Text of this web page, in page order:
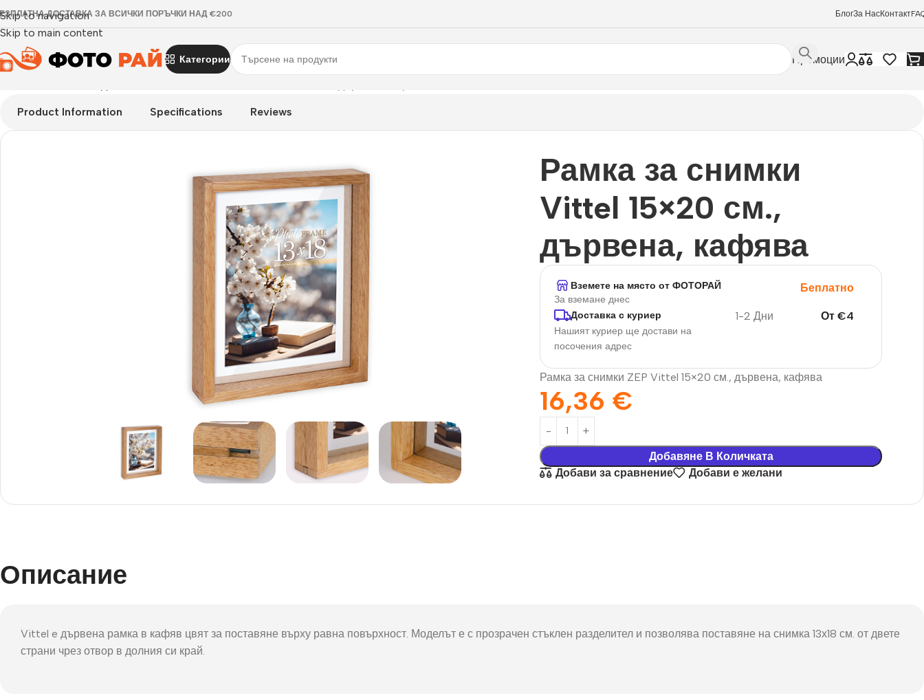
Skip to navigation
Skip to main content
ДОСТАВКА ЗА ВСИЧКИ ПОРЪЧКИ НАД €200 БлогЗа НасКонтакт
Категории
Постери
Стена
Подаръци
Фото пъзел 120
Промоции
Product Information Specifications Reviews
Рамка за снимки
Vittel 15×20 см.,
дървена, кафява
Вземете на място от ФОТОРАЙ
За вземане днес
Беплатно
Доставка с куриер
Нашият куриер ще достави на
посочения адрес
1-2 Дни От €4
Рамка за снимки ZEP Vittel 15×20 см., дървена, кафява
16,36€
Добавяне В Количката
Добави за сравнение
Добави е желани
Описание
Vittel e дървена рамка в кафяв цвят за поставяне върху равна повърхност. Моделът е с прозрачен стъклен разделител и позволява поставяне на снимка 13х18 см. от двете
страни чрез отвор в долния си край.